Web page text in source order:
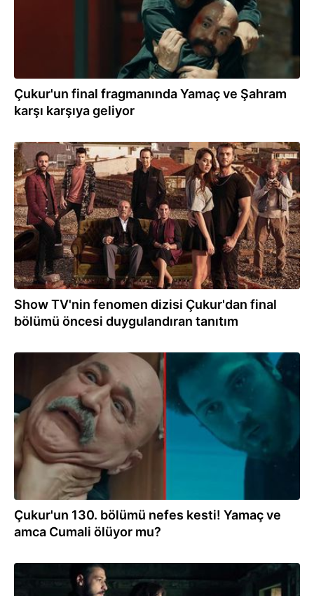
Çukur'un final fragmanında Yamaç ve Şahram
karşı karşıya geliyor
02.06.2021
Show TV'nin fenomen dizisi Çukur'dan final
bölümü öncesi duygulandıran tanıtım
01.06.2021
Çukur'un 130. bölümü nefes kesti! Yamaç ve
amca Cumali ölüyor mu?
11.04.2021